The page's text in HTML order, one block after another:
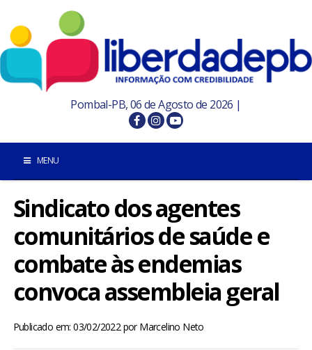
Pombal-PB, 06 de Agosto de 2026 |
MENU
INÍCIO
POMBAL E REGIÃO
Sindicato dos agentes
comunitários de saúde e
combate às endemias
convoca assembleia geral
Publicado em: 03/02/2022porMarcelino Neto